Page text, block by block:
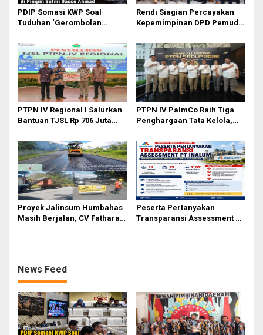
PDIP Somasi KWP Soal
Tuduhan ‘Gerombolan
II Dipimpin Sufmi Dasco
Ahmad
Rendi Siagian Percayakan
Kepemimpinan DPD Pemuda
kepada Josef Sembiring
PTPN IV Regional I Salurkan
Bantuan TJSL Rp 706 Juta
Berkelanjutan
PTPN IV PalmCo Raih Tiga
Penghargaan Tata Kelola,
dan Efisiensi
Proyek Jalinsum Humbahas
Masih Berjalan, CV Fathara
Peserta Pertanyakan
Transparansi Assessment PT
News Feed